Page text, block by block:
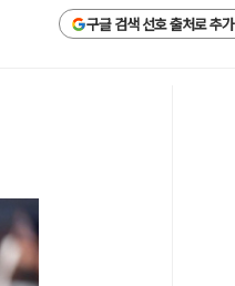
구글 검색 선호 출처로 추가